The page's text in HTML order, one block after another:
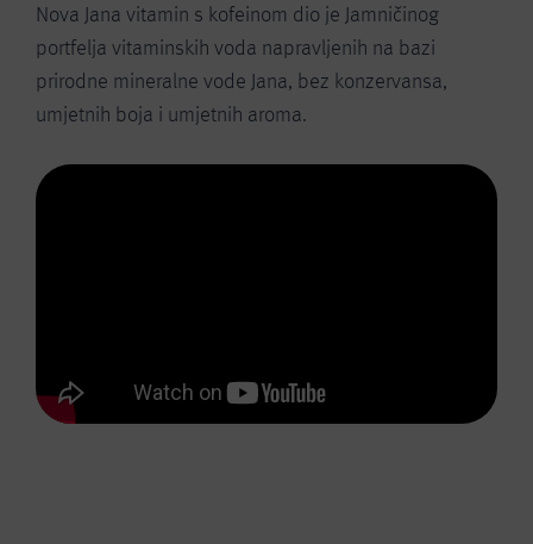
Nova Jana vitamin s kofeinom dio je Jamničinog
portfelja vitaminskih voda napravljenih na bazi
prirodne mineralne vode Jana, bez konzervansa,
umjetnih boja i umjetnih aroma.